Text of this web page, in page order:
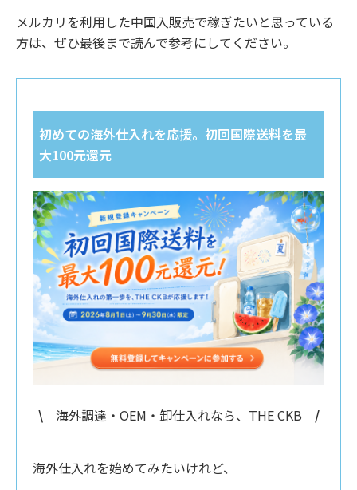
メルカリを利用した中国入販売で稼ぎたいと思っている
方は、ぜひ最後まで読んで参考にしてください。
初めての海外仕入れを応援。初回国際送料を最
大100元還元
\ 海外調達・OEM・卸仕入れなら、THE CKB /
海外仕入れを始めてみたいけれど、